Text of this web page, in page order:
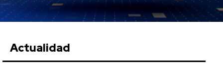
Actualidad